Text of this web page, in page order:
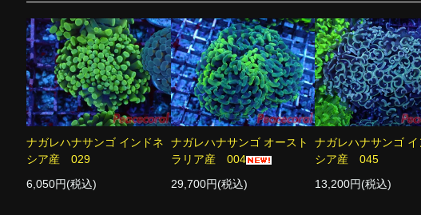
ナガレハナサンゴ インドネ
シア産 029
6,050円(税込)
ナガレハナサンゴ オースト
ラリア産 004
29,700円(税込)
ナガレハナサンゴ
シア産 045
13,200円(税込)